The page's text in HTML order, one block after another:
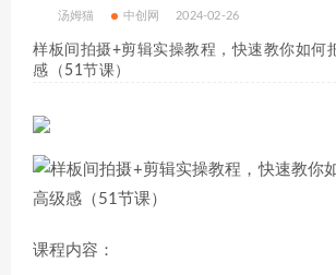
汤姆猫 中创网 2024-02-26
样板间拍摄+剪辑实操教程，快速教你如何
感（51节课）
课程内容：